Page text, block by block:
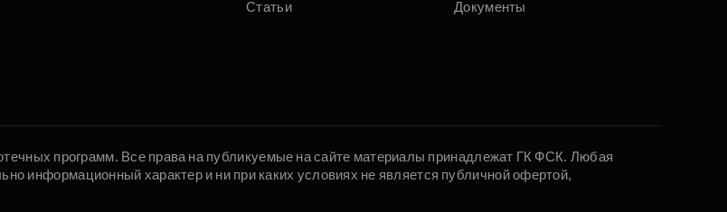
Статьи
Документы
программ. Все права на публикуемые на сайте материалы принадлежат ГК ФСК. Любая
информационный характер и ни при каких условиях не является публичной офертой,